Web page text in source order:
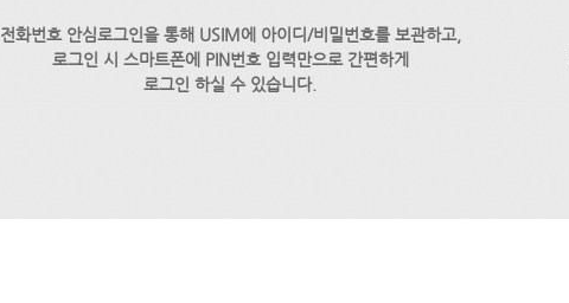
전화번호 안심로그인을 통해 USIM에 아이디/비밀번호를 보관하고,
로그인 시 스마트폰에 PIN번호 입력만으로 간편하게
로그인 하실 수 있습니다.